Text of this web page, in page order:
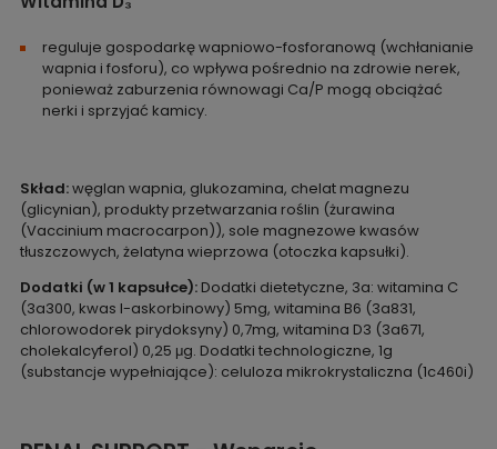
reguluje gospodarkę wapniowo-fosforanową (wchłanianie
wapnia i fosforu), co wpływa pośrednio na zdrowie nerek,
ponieważ zaburzenia równowagi Ca/P mogą obciążać
nerki i sprzyjać kamicy.
Skład:węglan wapnia, glukozamina, chelat magnezu
(glicynian), produkty przetwarzania roślin (żurawina
(Vaccinium macrocarpon)), sole magnezowe kwasów
tłuszczowych, żelatyna wieprzowa (otoczka kapsułki).
Dodatki (w 1 kapsułce):Dodatki dietetyczne, 3a: witamina C
(3a300, kwas l-askorbinowy) 5mg, witamina B6 (3a831,
chlorowodorek pirydoksyny) 0,7mg, witamina D3 (3a671,
cholekalcyferol) 0,25 μg. Dodatki technologiczne, 1g
(substancje wypełniające): celuloza mikrokrystaliczna (1c460i)